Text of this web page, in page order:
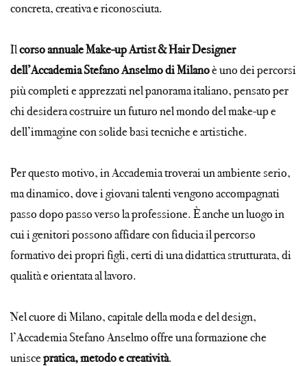
concreta, creativa e riconosciuta.
Ilcorso annuale Make-up Artist & Hair Designer
dell’Accademia Stefano Anselmo di Milanoè uno dei percorsi
più completi e apprezzati nel panorama italiano, pensato per
chi desidera costruire un futuro nel mondo del make-up e
dell’immagine con solide basi tecniche e artistiche.
Per questo motivo, in Accademia troverai un ambiente serio,
ma dinamico, dove i giovani talenti vengono accompagnati
passo dopo passo verso la professione. È anche un luogo in
cui i genitori possono affidare con fiducia il percorso
formativo dei propri figli, certi di una didattica strutturata, di
qualità e orientata al lavoro.
Nel cuore di Milano, capitale della moda e del design,
l’Accademia Stefano Anselmo offre una formazione che
uniscepratica, metodo e creatività.